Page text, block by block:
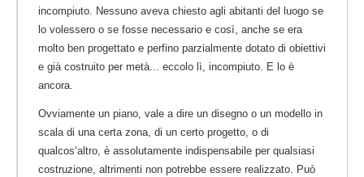
incompiuto. Nessuno aveva chiesto agli abitanti del luogo se
lo volessero o se fosse necessario e così, anche se era
molto ben progettato e perfino parzialmente dotato di obiettivi
e già costruito per metà... eccolo lì, incompiuto. E lo è
ancora.
Ovviamente un piano, vale a dire un disegno o un modello in
scala di una certa zona, di un certo progetto, o di
qualcos’altro, è assolutamente indispensabile per qualsiasi
costruzione, altrimenti non potrebbe essere realizzato. Può